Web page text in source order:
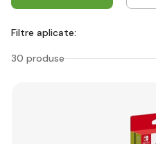
Filtre aplicate:
30 produse